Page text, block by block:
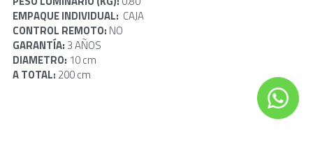
EMPAQUE INDIVIDUAL: CAJA
CONTROL REMOTO: NO
GARANTÍA: 3 AÑOS
DIAMETRO: 10 cm
A TOTAL: 200 cm